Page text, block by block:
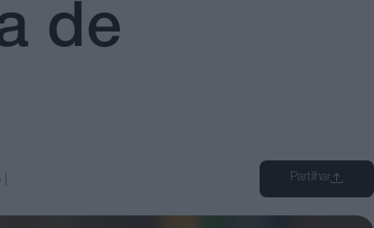
de
Partilhar